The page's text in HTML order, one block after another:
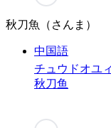
秋刀魚（さんま）
中国語
チュウドオユィ
秋刀鱼